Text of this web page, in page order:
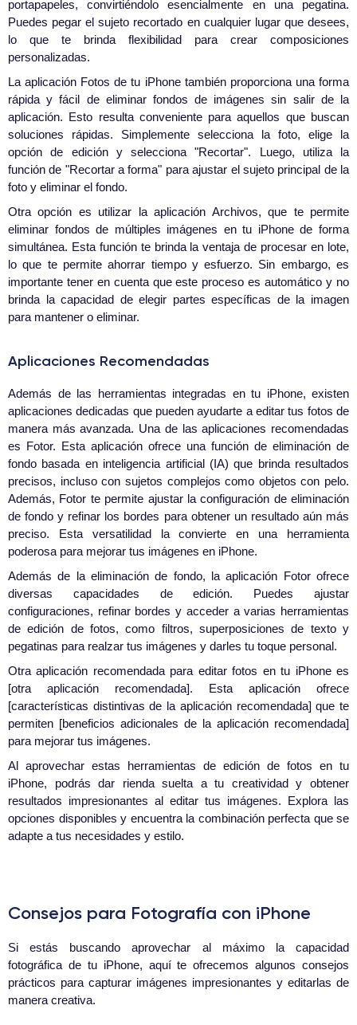
portapapeles, convirtiéndolo esencialmente en una pegatina.
Puedes pegar el sujeto recortado en cualquier lugar que desees,
lo que te brinda flexibilidad para crear composiciones
personalizadas.
La aplicación Fotos de tu iPhone también proporciona una forma
rápida y fácil de eliminar fondos de imágenes sin salir de la
aplicación. Esto resulta conveniente para aquellos que buscan
soluciones rápidas. Simplemente selecciona la foto, elige la
opción de edición y selecciona "Recortar". Luego, utiliza la
función de "Recortar a forma" para ajustar el sujeto principal de la
foto y eliminar el fondo.
Otra opción es utilizar la aplicación Archivos, que te permite
eliminar fondos de múltiples imágenes en tu iPhone de forma
simultánea. Esta función te brinda la ventaja de procesar en lote,
lo que te permite ahorrar tiempo y esfuerzo. Sin embargo, es
importante tener en cuenta que este proceso es automático y no
brinda la capacidad de elegir partes específicas de la imagen
para mantener o eliminar.
Aplicaciones Recomendadas
Además de las herramientas integradas en tu iPhone, existen
aplicaciones dedicadas que pueden ayudarte a editar tus fotos de
manera más avanzada. Una de las aplicaciones recomendadas
es Fotor. Esta aplicación ofrece una función de eliminación de
fondo basada en inteligencia artificial (IA) que brinda resultados
precisos, incluso con sujetos complejos como objetos con pelo.
Además, Fotor te permite ajustar la configuración de eliminación
de fondo y refinar los bordes para obtener un resultado aún más
preciso. Esta versatilidad la convierte en una herramienta
poderosa para mejorar tus imágenes en iPhone.
Además de la eliminación de fondo, la aplicación Fotor ofrece
diversas capacidades de edición. Puedes ajustar
configuraciones, refinar bordes y acceder a varias herramientas
de edición de fotos, como filtros, superposiciones de texto y
pegatinas para realzar tus imágenes y darles tu toque personal.
Otra aplicación recomendada para editar fotos en tu iPhone es
[otra aplicación recomendada]. Esta aplicación ofrece
[características distintivas de la aplicación recomendada] que te
permiten [beneficios adicionales de la aplicación recomendada]
para mejorar tus imágenes.
Al aprovechar estas herramientas de edición de fotos en tu
iPhone, podrás dar rienda suelta a tu creatividad y obtener
resultados impresionantes al editar tus imágenes. Explora las
opciones disponibles y encuentra la combinación perfecta que se
adapte a tus necesidades y estilo.
Consejos para Fotografía con iPhone
Si estás buscando aprovechar al máximo la capacidad
fotográfica de tu iPhone, aquí te ofrecemos algunos consejos
prácticos para capturar imágenes impresionantes y editarlas de
manera creativa.